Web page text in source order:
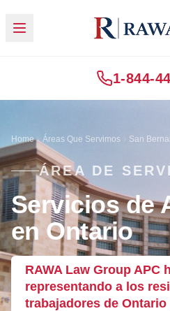
1-844-
Home Áreas Que Servimos San
ÁREA DE
Servicios de
en Ontario
RAWA Law Group APC
representando a los
trabajadores de